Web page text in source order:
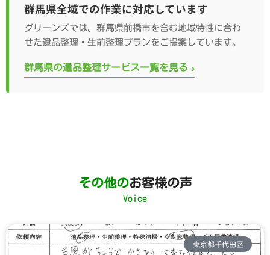
群馬県全域での作業に対応しています
グリーンズでは、群馬県前橋市を含む地域特性に合わ
せた遺品整理・生前整理プランをご提案しています。
群馬県の遺品整理サービス一覧を見る ›
その他のお客様の声
Voice
東京都千代田区